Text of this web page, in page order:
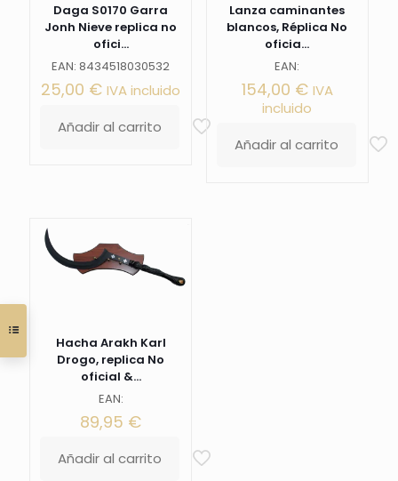
Daga S0170 Garra
Jonh Nieve replica no
ofici...
EAN: 8434518030532
25,00 € IVA incluido
Añadir al carrito
Lanza caminantes
blancos, Réplica No
oficia...
EAN:
154,00 € IVA
incluido
Añadir al carrito
Hacha Arakh Karl
Drogo, replica No
oficial &...
EAN:
89,95 €
Añadir al carrito